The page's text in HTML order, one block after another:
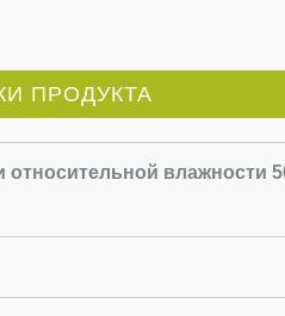
ПРОДУКТА
влажности